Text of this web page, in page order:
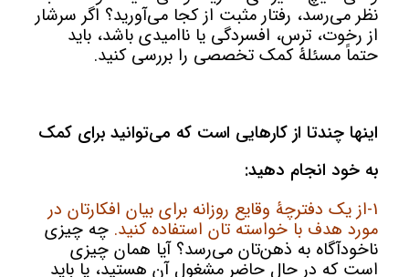
نظر می‌رسد، رفتار مثبت از کجا می‌آورید؟ اگر سرشار
از رخوت، ترس، افسردگی یا ناامیدی باشد، باید
حتماً مسئلۀ کمک تخصصی را بررسی کنید.
اینها چندتا از کارهایی است که می‌توانید برای کمک
به خود انجام دهید:
1-از یک دفترچۀ وقایع روزانه برای بیان افکارتان در
مورد هدف با خواسته تان استفاده کنید. چه چیزی
ناخودآگاه به ذهن‌تان می‌رسد؟ آیا همان چیزی
است که در حال حاضر مشغول آن هستید، یا باید